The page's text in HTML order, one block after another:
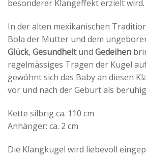
besonderer Klangeffekt erzielt wird.
In der alten mexikanischen
Bola der Mutter und dem
Glück, Gesundheitund Gedeihen
regelmässiges Tragen der Kugel
gewöhnt sich das Baby an diesen
vor und nach der Geburt als
Kette silbrig ca. 110 cm
Anhänger: ca. 2 cm
Die Klangkugel wird liebevoll